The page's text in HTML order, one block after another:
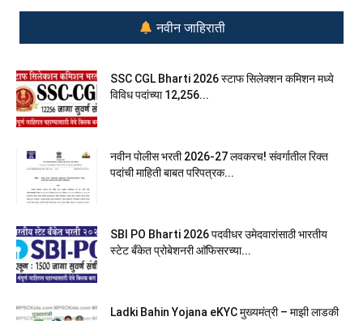
नवीन जाहिराती
SSC CGL Bharti 2026 स्टाफ सिलेक्शन कमिशन मध्ये
विविध पदांच्या 12,256...
नवीन पोलीस भरती 2026-27 लवकरच! संवर्गातील रिक्त
पदांची माहिती बाबत परिपत्रक...
SBI PO Bharti 2026 पदवीधर उमेदवारांसाठी भारतीय
स्टेट बँकेत प्रोबेशनरी आ‍ॅफिसरच्या...
Ladki Bahin Yojana eKYC मुख्यमंत्री – माझी लाडकी